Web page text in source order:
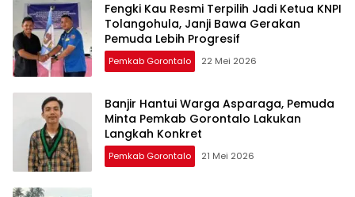
Fengki Kau Resmi Terpilih Jadi Ketua KNPI
Tolangohula, Janji Bawa Gerakan
Pemuda Lebih Progresif
Pemkab Gorontalo 22 Mei 2026
Banjir Hantui Warga Asparaga, Pemuda
Minta Pemkab Gorontalo Lakukan
Langkah Konkret
Pemkab Gorontalo 21 Mei 2026